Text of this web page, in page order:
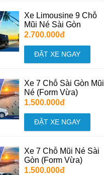
Xe Limousine 9 Chỗ
Mũi Né Sài Gòn
2.700.000đ
ĐẶT XE NGAY
Xe 7 Chỗ Sài Gòn Mũi
Né (Form Vừa)
1.500.000đ
ĐẶT XE NGAY
Xe 7 Chỗ Mũi Né Sài
Gòn (Form Vừa)
1.500.000đ